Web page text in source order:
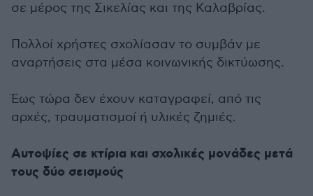
σε μέρος της Σικελίας και της Καλαβρίας.
Πολλοί χρήστες σχολίασαν το συμβάν με
αναρτήσεις στα μέσα κοινωνικής δικτύωσης.
Έως τώρα δεν έχουν καταγραφεί, από τις
αρχές, τραυματισμοί ή υλικές ζημιές.
Αυτοψίες σε κτίρια και σχολικές μονάδες μετά
τους δύο σεισμούς